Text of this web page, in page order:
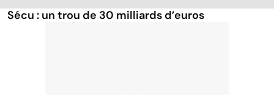
Sécu : un trou de 30 milliards d’euros